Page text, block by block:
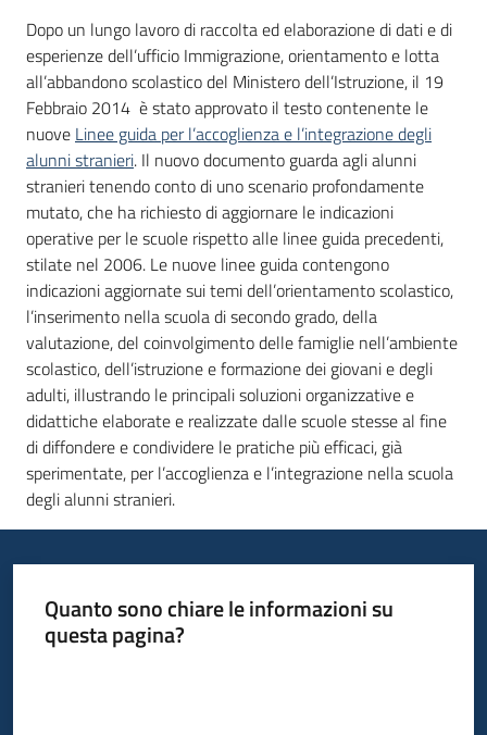
Dopo un lungo lavoro di raccolta ed elaborazione di dati e di
esperienze dell’ufficio Immigrazione, orientamento e lotta
all’abbandono scolastico del Ministero dell’Istruzione, il 19
Febbraio 2014 è stato approvato il testo contenente le
nuove Linee guida per l’accoglienza e l’integrazione degli
alunni stranieri. Il nuovo documento guarda agli alunni
stranieri tenendo conto di uno scenario profondamente
mutato, che ha richiesto di aggiornare le indicazioni
operative per le scuole rispetto alle linee guida precedenti,
stilate nel 2006. Le nuove linee guida contengono
indicazioni aggiornate sui temi dell’orientamento scolastico,
l’inserimento nella scuola di secondo grado, della
valutazione, del coinvolgimento delle famiglie nell’ambiente
scolastico, dell’istruzione e formazione dei giovani e degli
adulti, illustrando le principali soluzioni organizzative e
didattiche elaborate e realizzate dalle scuole stesse al fine
di diffondere e condividere le pratiche più efficaci, già
sperimentate, per l’accoglienza e l’integrazione nella scuola
degli alunni stranieri.
Quanto sono chiare le informazioni su
questa pagina?